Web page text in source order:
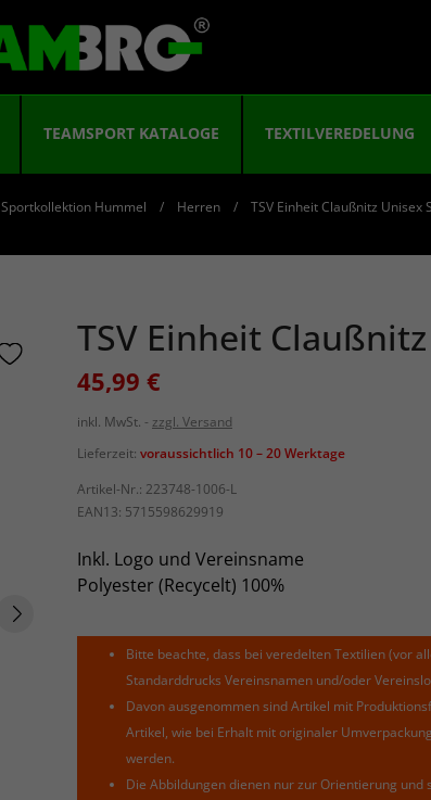
TEAMSPORT KATALOGE TEXTILVEREDELUNG
Sportkollektion Hummel Herren TSV Einheit Claußnitz Unisex
TSV Einheit
45,99 €
inkl. MwSt.
zzgl. Versand
Lieferzeit: voraussichtlich 10 – 20 Werktage
Artikel-Nr.: 223748-1006-L
EAN13: 5715598629919
Inkl. Logo und Vereinsname
Polyester (Recycelt) 100%
Bitte beachte, dass bei veredelten Textilien (vor
Standarddrucks Vereinsnamen und/oder
Davon ausgenommen sind Artikel mit
Artikel, wie bei Erhalt mit originaler
werden.
Die Abbildungen dienen nur zur Orientierung und